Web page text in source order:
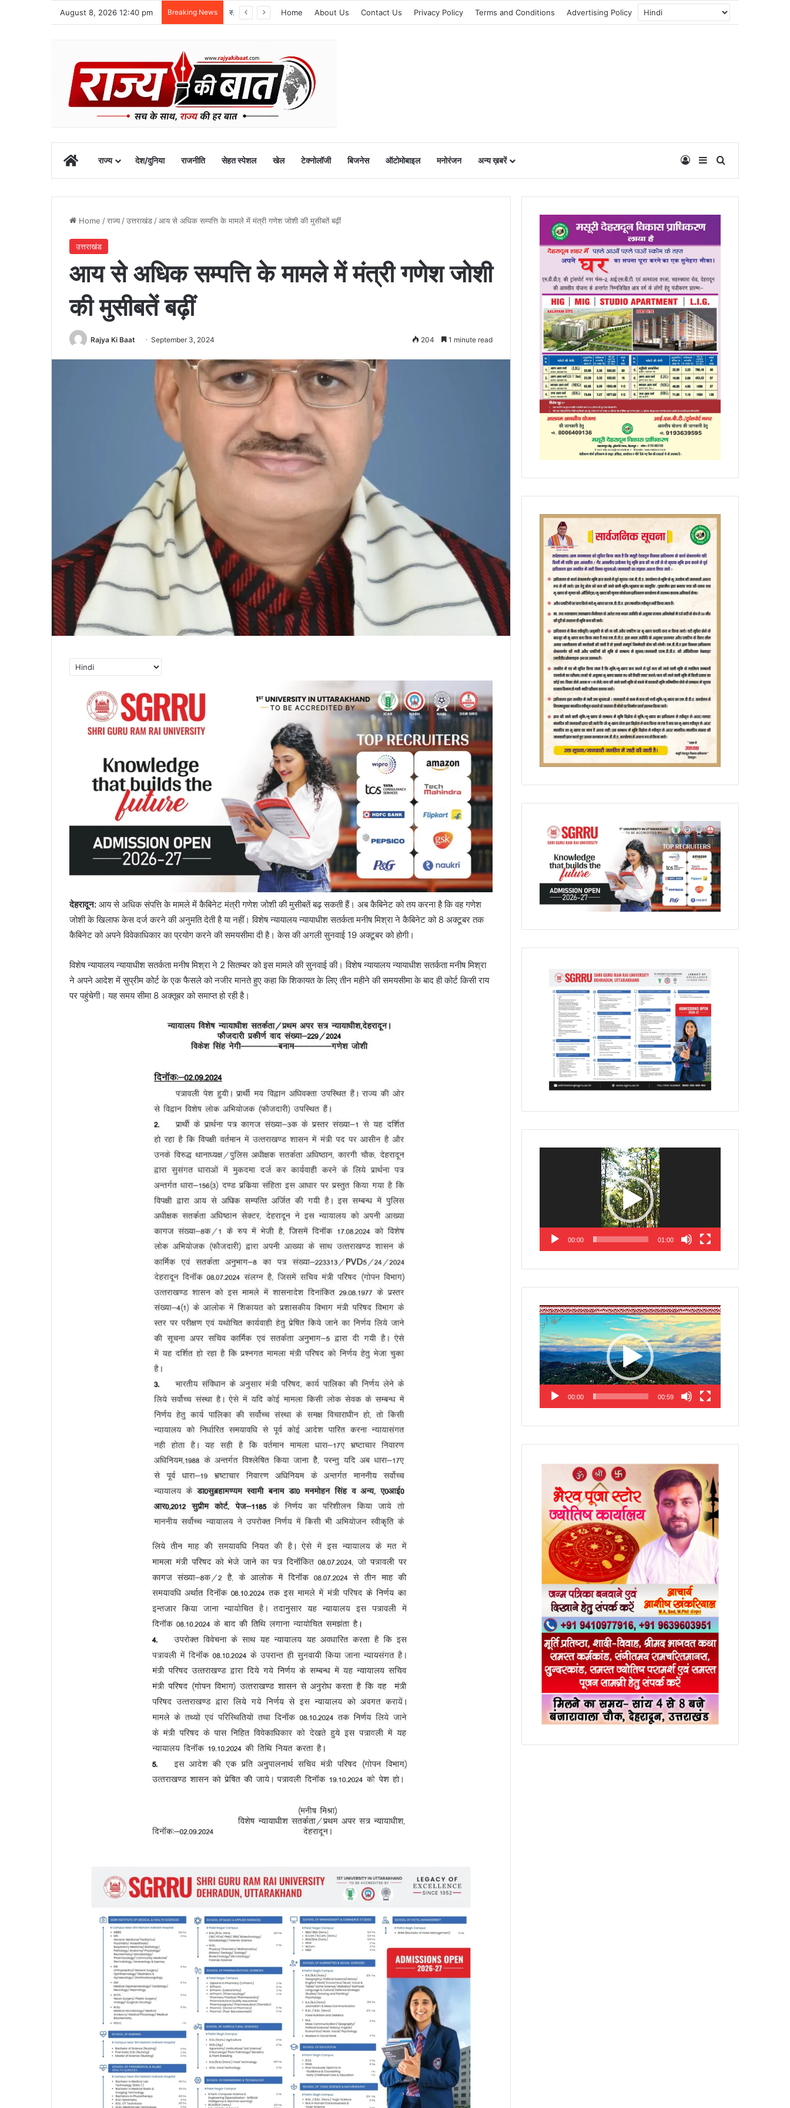
August 8, 2026 12:40 pm Breaking News स्वतंत्रता दिवस समारोह की तैयारियां तेज, डीएम ने की तैयारियों की समीक्षा Home About Us Contact Us Privacy Policy Terms and Conditions Advertising Policy
Homeराज्य देश/दुनिया राजनीति सेहत स्पेशल खेल टेक्नोलॉजी बिजनेस ऑटोमोबाइल मनोरंजन अन्य ख़बरें Log InSidebar
Home /राज्य /उत्तराखंड /आय से अधिक सम्पत्ति के मामले में मंत्री गणेश जोशी की मुसीबतें बढ़ीं
उत्तराखंड
आय से अधिक सम्पत्ति के मामले में मंत्री गणेश जोशी
की मुसीबतें बढ़ीं
Rajya Ki Baat September 3, 2024 204 1 minute read
देहरादून: आय से अधिक संपत्ति के मामले में कैबिनेट मंत्री गणेश जोशी की मुसीबतें बढ़ सकती हैं। अब कैबिनेट को तय करना है कि वह गणेश
जोशी के खिलाफ केस दर्ज करने की अनुमति देती है या नहीं। विशेष न्यायालय न्यायाधीश सतर्कता मनीष मिश्रा ने कैबिनेट को 8 अक्टूबर तक
कैबिनेट को अपने विवेकाधिकार का प्रयोग करने की समयसीमा दी है। केस की अगली सुनवाई 19 अक्टूबर को होगी।
विशेष न्यायालय न्यायाधीश सतर्कता मनीष मिश्रा ने 2 सितम्बर को इस मामले की सुनवाई की। विशेष न्यायालय न्यायाधीश सतर्कता मनीष मिश्रा
ने अपने आदेश में सुप्रीम कोर्ट के एक फैसले को नजीर मानते हुए कहा कि शिकायत के लिए तीन महीने की समयसीमा के बाद ही कोर्ट किसी राय
पर पहुंचेगी। यह समय सीमा 8 अक्तूबर को समाप्त हो रही है।
00:00 01:00
Video
Player
00:00 00:59